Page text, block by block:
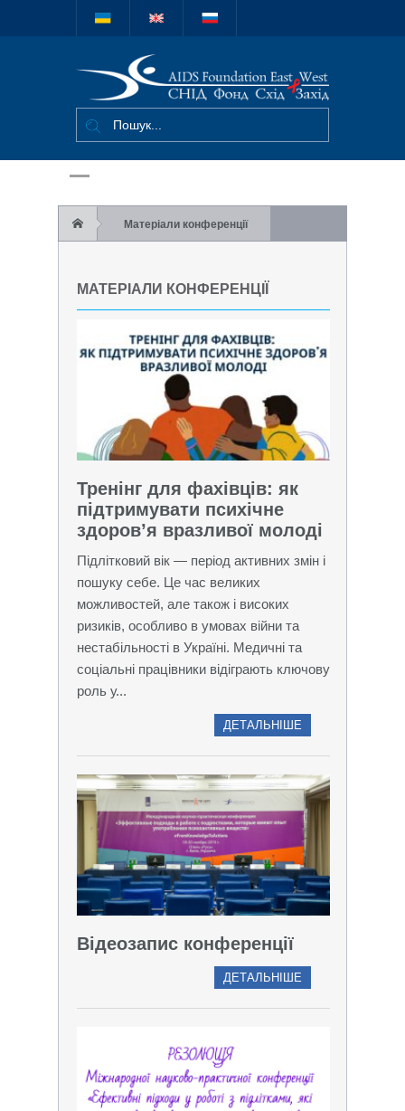
Міжнародний
благодійний
фонд "СНІД
Захід"
Матеріали конференції
МАТЕРІАЛИ КОНФЕРЕНЦІЇ
Тренінг для фахівців: як
підтримувати психічне
здоров’я вразливої молоді
Підлітковий вік — період активних змін і
пошуку себе. Це час великих
можливостей, але також і високих
ризиків, особливо в умовах війни та
нестабільності в Україні. Медичні та
соціальні працівники відіграють ключову
роль у...
ДЕТАЛЬНІШЕ
Відеозапис конференції
ДЕТАЛЬНІШЕ